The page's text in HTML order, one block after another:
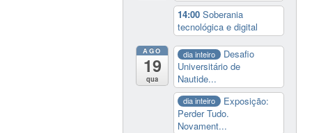
14:00Soberania
tecnológica e digital
AGO
19
qua
dia inteiro
Desafio
Universitário de
Nautide...
dia inteiro
Exposição:
Perder Tudo.
Novament...